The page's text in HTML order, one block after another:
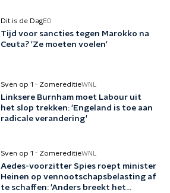
Dit is de DagEO
Tijd voor sancties tegen Marokko na
Ceuta? 'Ze moeten voelen'
Sven op 1 - ZomereditieWNL
Linksere Burnham moet Labour uit
het slop trekken: 'Engeland is toe aan
radicale verandering'
Sven op 1 - ZomereditieWNL
Aedes-voorzitter Spies roept minister
Heinen op vennootschapsbelasting af
te schaffen: 'Anders breekt het